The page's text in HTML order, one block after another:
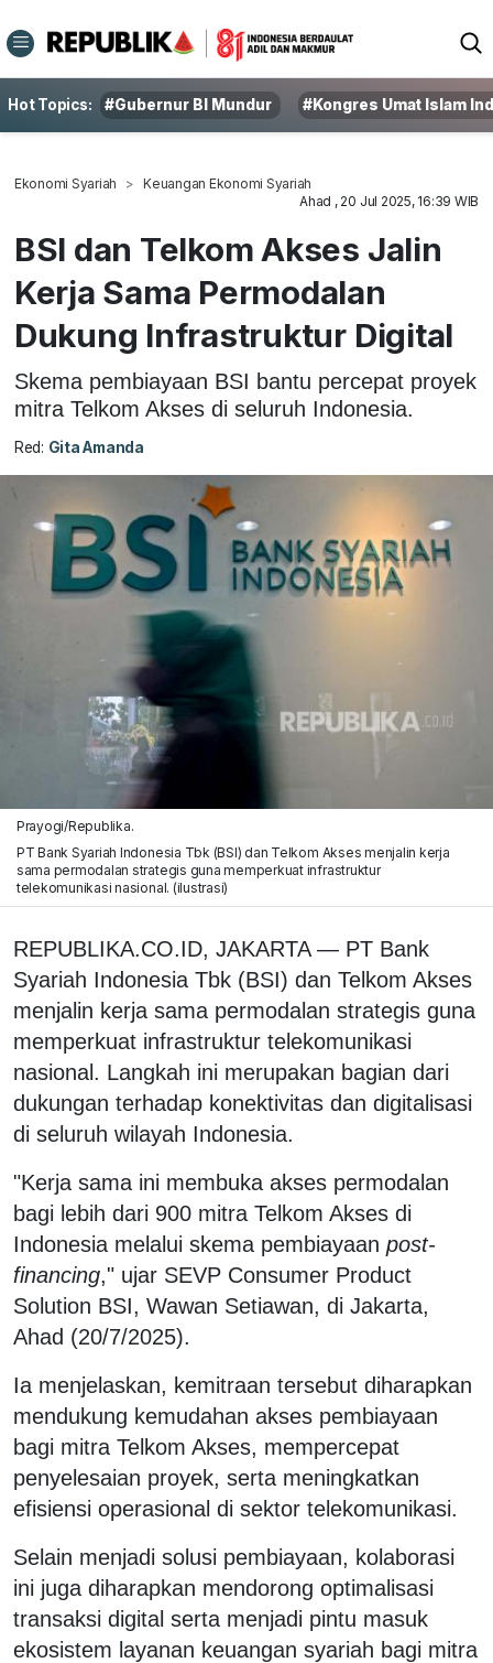
Hot Topics: #Gubernur BI Mundur #Kongres Umat Islam
Ekonomi Syariah
Keuangan Ekonomi Syariah
Ahad , 20 Jul 2025, 16:39 WIB
BSI dan Telkom Akses Jalin
Kerja Sama Permodalan
Dukung Infrastruktur Digital
Skema pembiayaan BSI bantu percepat proyek
mitra Telkom Akses di seluruh Indonesia.
Red: Gita Amanda
Prayogi/Republika.
PT Bank Syariah Indonesia Tbk (BSI) dan Telkom Akses menjalin kerja
sama permodalan strategis guna memperkuat infrastruktur
telekomunikasi nasional. (ilustrasi)
REPUBLIKA.CO.ID, JAKARTA — PT Bank
Syariah Indonesia Tbk (BSI) dan Telkom Akses
menjalin kerja sama permodalan strategis guna
memperkuat infrastruktur telekomunikasi
nasional. Langkah ini merupakan bagian dari
dukungan terhadap konektivitas dan digitalisasi
di seluruh wilayah Indonesia.
"Kerja sama ini membuka akses permodalan
bagi lebih dari 900 mitra Telkom Akses di
Indonesia melalui skema pembiayaan post-
financing," ujar SEVP Consumer Product
Solution BSI, Wawan Setiawan, di Jakarta,
Ahad (20/7/2025).
Ia menjelaskan, kemitraan tersebut diharapkan
mendukung kemudahan akses pembiayaan
bagi mitra Telkom Akses, mempercepat
penyelesaian proyek, serta meningkatkan
efisiensi operasional di sektor telekomunikasi.
Selain menjadi solusi pembiayaan, kolaborasi
ini juga diharapkan mendorong optimalisasi
transaksi digital serta menjadi pintu masuk
ekosistem layanan keuangan syariah bagi mitra